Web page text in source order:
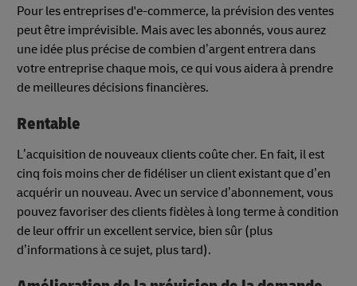
Pour les entreprises d'e-commerce, la prévision des ventes
peut être imprévisible. Mais avec les abonnés, vous aurez
une idée plus précise de combien d’argent entrera dans
votre entreprise chaque mois, ce qui vous aidera à prendre
de meilleures décisions financières.
Rentable
L’acquisition de nouveaux clients coûte cher. En fait, il est
cinq fois moins cher de fidéliser un client existant que d’en
acquérir un nouveau. Avec un service d’abonnement, vous
pouvez favoriser des clients fidèles à long terme à condition
de leur offrir un excellent service, bien sûr (plus
d’informations à ce sujet, plus tard).